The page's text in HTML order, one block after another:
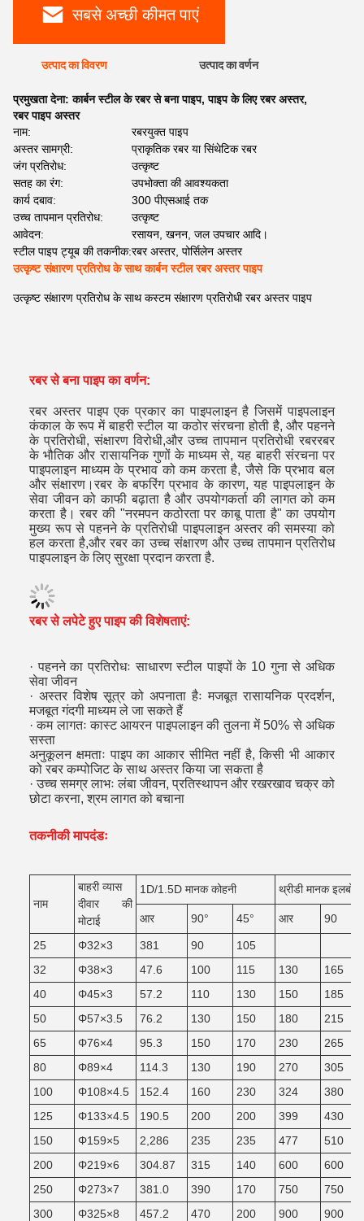
सबसे अच्छी कीमत पाएं
उत्पाद का विवरण उत्पाद का वर्णन
प्रमुखता देना:कार्बन स्टील के रबर से बना पाइप,पाइप के लिए रबर अस्तर,
रबर पाइप अस्तर
नाम:
रबरयुक्त पाइप
अस्तर सामग्री:
प्राकृतिक रबर या सिंथेटिक रबर
जंग प्रतिरोध:
उत्कृष्ट
सतह का रंग:
उपभोक्ता की आवश्यकता
कार्य दबाव:
300 पीएसआई तक
उच्च तापमान प्रतिरोध:
उत्कृष्ट
आवेदन:
रसायन, खनन, जल उपचार आदि।
स्टील पाइप ट्यूब की तकनीक:रबर अस्तर, पोर्सिलेन अस्तर
उत्कृष्ट संक्षारण प्रतिरोध के साथ कार्बन स्टील रबर अस्तर पाइप
उत्कृष्ट संक्षारण प्रतिरोध के साथ कस्टम संक्षारण प्रतिरोधी रबर अस्तर पाइप
रबर से बना पाइप का वर्णन:
रबर अस्तर पाइप एक प्रकार का पाइपलाइन है जिसमें पाइपलाइन
कंकाल के रूप में बाहरी स्टील या कठोर संरचना होती है, और पहनने
के प्रतिरोधी, संक्षारण विरोधी,और उच्च तापमान प्रतिरोधी रबररबर
के भौतिक और रासायनिक गुणों के माध्यम से, यह बाहरी संरचना पर
पाइपलाइन माध्यम के प्रभाव को कम करता है, जैसे कि प्रभाव बल
और संक्षारण।रबर के बफरिंग प्रभाव के कारण, यह पाइपलाइन के
सेवा जीवन को काफी बढ़ाता है और उपयोगकर्ता की लागत को कम
करता है। रबर की "नरमपन कठोरता पर काबू पाता है" का उपयोग
मुख्य रूप से पहनने के प्रतिरोधी पाइपलाइन अस्तर की समस्या को
हल करता है,और रबर का उच्च संक्षारण और उच्च तापमान प्रतिरोध
पाइपलाइन के लिए सुरक्षा प्रदान करता है.
रबर से लपेटे हुए पाइप की विशेषताएं:
· पहनने का प्रतिरोधः साधारण स्टील पाइपों के 10 गुना से अधिक
सेवा जीवन
· अस्तर विशेष सूत्र को अपनाता हैः मजबूत रासायनिक प्रदर्शन,
मजबूत गंदगी माध्यम ले जा सकते हैं
· कम लागतः कास्ट आयरन पाइपलाइन की तुलना में 50% से अधिक
सस्ता
अनुकूलन क्षमताः पाइप का आकार सीमित नहीं है, किसी भी आकार
को रबर कम्पोजिट के साथ अस्तर किया जा सकता है
· उच्च समग्र लाभः लंबा जीवन, प्रतिस्थापन और रखरखाव चक्र को
छोटा करना, श्रम लागत को बचाना
तकनीकी मापदंडः
नाम
बाहरी व्यास
दीवार की
मोटाई
1D/1.5D मानक कोहनी थ्रीडी मानक इलबो
आर 90° 45° आर 90
25 Φ32×3 381 90
105
32
Φ38×3 47.6 100 115 130
165
40
Φ45×3 57.2 110 130 150
185
50
Φ57×3.5 76.2 130 150 180
215
65
Φ76×4 95.3 150 170 230
265
80
Φ89×4 114.3 130 190 270
305
100
Φ108×4.5 152.4 160 230 324
380
125
Φ133×4.5 190.5 200 200 399
430
150
Φ159×5 2,286 235 235 477
510
200
Φ219×6 304.87 315 140 600
600
250
Φ273×7 381.0 390 170 750
750
300
Φ325×8 457.2 470 200 900
900